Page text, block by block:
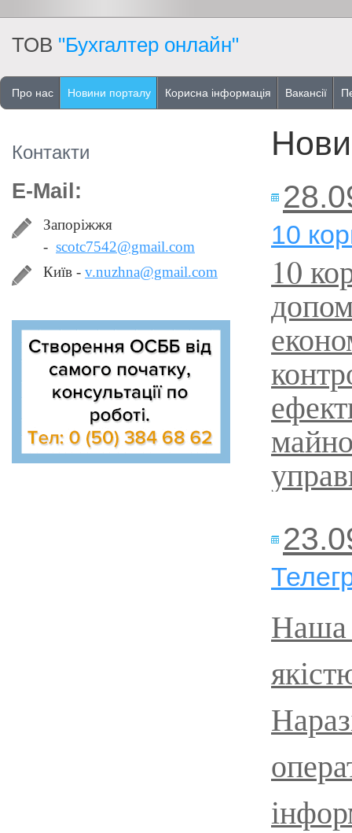
ТОВ "Бухгалтер онлайн"
Про нас Новини порталу Корисна інформація Вакансії
Контакти
E-Mail:
Запоріжжя
- scotc7542@gmail.com
Київ - v.nuzhna@gmail.com
10
10
Наша